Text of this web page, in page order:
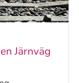
Järnväg